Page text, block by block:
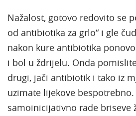
Nažalost, gotovo redovito se
od antibiotika za grlo“ i gle
nakon kure antibiotika
i bol u ždrijelu. Onda
drugi, jači antibiotik i tako iz
uzimate lijekove bespotrebno.
samoinicijativno rade briseve